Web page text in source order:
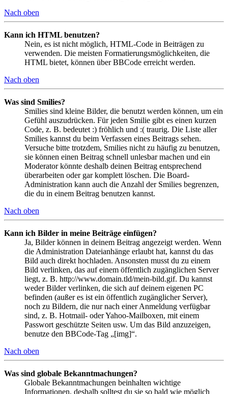
Nach oben
Kann ich HTML benutzen?
Nein, es ist nicht möglich, HTML-Code in Beiträgen zu
verwenden. Die meisten Formatierungsmöglichkeiten, die
HTML bietet, können über BBCode erreicht werden.
Nach oben
Was sind Smilies?
Smilies sind kleine Bilder, die benutzt werden können, um ein
Gefühl auszudrücken. Für jeden Smilie gibt es einen kurzen
Code, z. B. bedeutet :) fröhlich und :( traurig. Die Liste aller
Smilies kannst du beim Verfassen eines Beitrags sehen.
Versuche bitte trotzdem, Smilies nicht zu häufig zu benutzen,
sie können einen Beitrag schnell unlesbar machen und ein
Moderator könnte deshalb deinen Beitrag entsprechend
überarbeiten oder gar komplett löschen. Die Board-
Administration kann auch die Anzahl der Smilies begrenzen,
die du in einem Beitrag benutzen kannst.
Nach oben
Kann ich Bilder in meine Beiträge einfügen?
Ja, Bilder können in deinem Beitrag angezeigt werden. Wenn
die Administration Dateianhänge erlaubt hat, kannst du das
Bild auch direkt hochladen. Ansonsten musst du zu einem
Bild verlinken, das auf einem öffentlich zugänglichen Server
liegt, z. B. http://www.domain.tld/mein-bild.gif. Du kannst
weder Bilder verlinken, die sich auf deinem eigenen PC
befinden (außer es ist ein öffentlich zugänglicher Server),
noch zu Bildern, die nur nach einer Anmeldung verfügbar
sind, z. B. Hotmail- oder Yahoo-Mailboxen, mit einem
Passwort geschützte Seiten usw. Um das Bild anzuzeigen,
benutze den BBCode-Tag „[img]“.
Nach oben
Was sind globale Bekanntmachungen?
Globale Bekanntmachungen beinhalten wichtige
Informationen, deshalb solltest du sie so bald wie möglich